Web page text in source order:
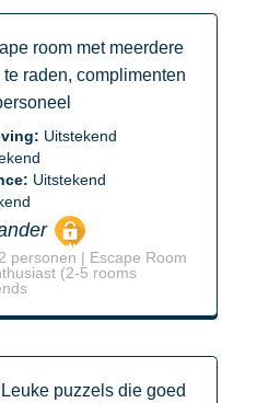
room met meerdere
raden, complimenten
Uitstekend
Uitstekend
personen | Escape Room
(2-5 rooms
puzzels die goed